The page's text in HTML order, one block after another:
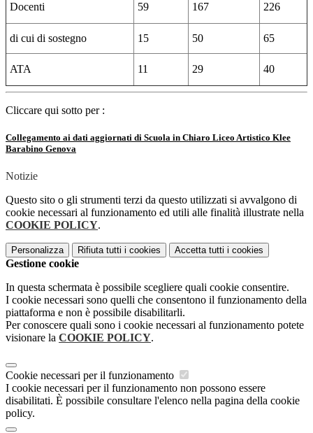
Docenti 59 167 226
di cui di sostegno 15 50 65
ATA 11 29 40
Cliccare qui sotto per :
Collegamento ai dati aggiornati di Scuola in Chiaro Liceo Artistico Klee
Barabino Genova
Notizie
Questo sito o gli strumenti terzi da questo utilizzati si avvalgono di
cookie necessari al funzionamento ed utili alle finalità illustrate nella
COOKIE POLICY.
Personalizza Rifiuta tutti i cookies Accetta tutti i cookies
Gestione cookie
In questa schermata è possibile scegliere quali cookie consentire.
I cookie necessari sono quelli che consentono il funzionamento della
piattaforma e non è possibile disabilitarli.
Per conoscere quali sono i cookie necessari al funzionamento potete
visionare la COOKIE POLICY.
Cookie necessari per il funzionamento
I cookie necessari per il funzionamento non possono essere
disabilitati. È possibile consultare l'elenco nella pagina della cookie
policy.